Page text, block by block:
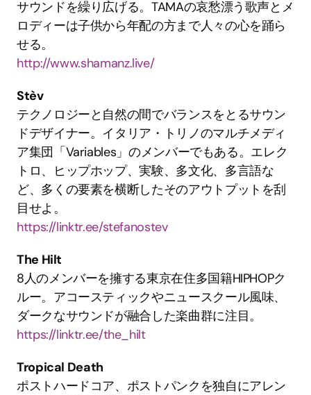
サウンドを繰り広げる。TAMAの哀愁漂う歌声とメ
ロディーは子供から年配の方まで人々の心を踊ら
せる。
http://www.shamanz.live/
Stèv
テクノロジーと自然の間でバランスをとるサウン
ドデザイナー。イタリア・トリノのマルチメディ
ア集団「Variables」のメンバーでもある。エレク
トロ、ヒップホップ、実験、多文化、多言語な
ど、多くの要素を横断したそのアウトプットを刮
目せよ。
https://linktr.ee/stefanostev
The Hilt
8人のメンバーを擁する東京在住多国籍HIPHOPク
ルー。アコースティックやニュースクール風味、
ダークなサウンドが融合した楽曲群に注目。
https://linktr.ee/the_hilt
Tropical Death
ポストハードコア、ポストパンクを独自にアレン